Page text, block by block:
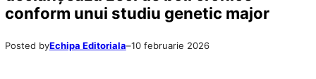
conform unui studiu genetic major
Posted byEchipa Editoriala–10 februarie 2026